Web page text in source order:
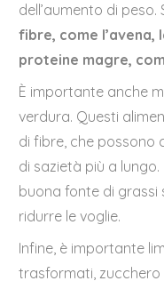
dell’aumento di peso.
fibre, come l’avena,
proteine magre,
È importante anche
verdura. Questi
di fibre, che possono
di sazietà più a
buona fonte di grassi
ridurre le voglie.
Infine, è importante
trasformati, zucchero